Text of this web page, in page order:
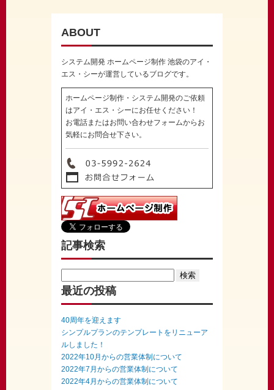
ABOUT
システム開発 ホームページ制作 池袋のアイ・
エス・シーが運営しているブログです。
ホームページ制作・システム開発のご依頼
はアイ・エス・シーにお任せください！
お電話またはお問い合わせフォームからお
気軽にお問合せ下さい。
記事検索
for:
最近の投稿
40周年を迎えます
シンプルプランのテンプレートをリニューア
ルしました！
2022年10月からの営業体制について
2022年7月からの営業体制について
2022年4月からの営業体制について